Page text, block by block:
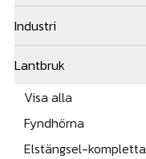
Industri
Lantbruk
Visa alla
Fyndhörna
Elstängsel-kompletta